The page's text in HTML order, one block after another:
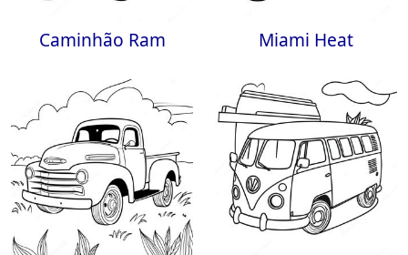
Caminhão Ram Miami Heat